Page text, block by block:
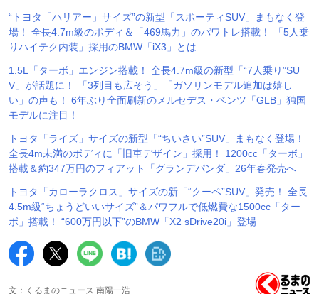
“トヨタ「ハリアー」サイズ”の新型「スポーティSUV」まもなく登
場！ 全長4.7m級のボディ＆「469馬力」のパワトレ搭載！ 「5人乗
りハイテク内装」採用のBMW「iX3」とは
1.5L「ターボ」エンジン搭載！ 全長4.7m級の新型「“7人乗り”SU
V」が話題に！ 「3列目も広そう」「ガソリンモデル追加は嬉し
い」の声も！ 6年ぶり全面刷新のメルセデス・ベンツ「GLB」独国
モデルに注目！
トヨタ「ライズ」サイズの新型「“ちいさい”SUV」まもなく登場！
全長4m未満のボディに「旧車デザイン」採用！ 1200cc「ターボ」
搭載＆約347万円のフィアット「グランデパンダ」26年春発売へ
トヨタ「カローラクロス」サイズの新「“クーペ”SUV」発売！ 全長
4.5m級“ちょうどいいサイズ”＆パワフルで低燃費な1500cc「ター
ボ」搭載！ “600万円以下”のBMW「X2 sDrive20i」登場
文：くるまのニュース 南陽一浩